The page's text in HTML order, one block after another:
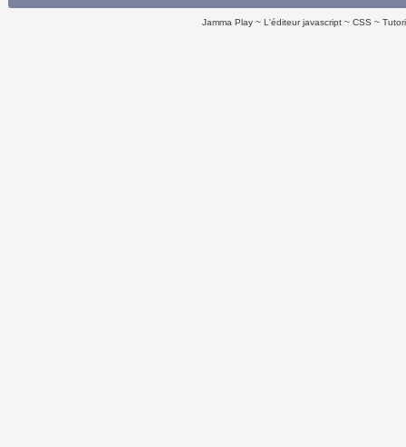
Jamma Play L'éditeur javascript CSS